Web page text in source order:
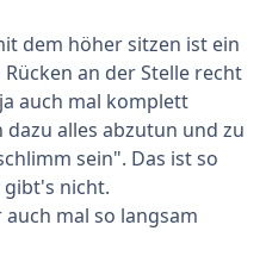
dem höher sitzen ist ein
an der Stelle recht
auch mal komplett
alles abzutun und zu
sein". Das ist so
nicht.
mal so langsam